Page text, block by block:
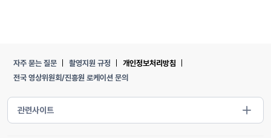
자주 묻는 질문 촬영지원 규정
개인정보처리방침
전국 영상위원회/진흥원 로케이션 문의